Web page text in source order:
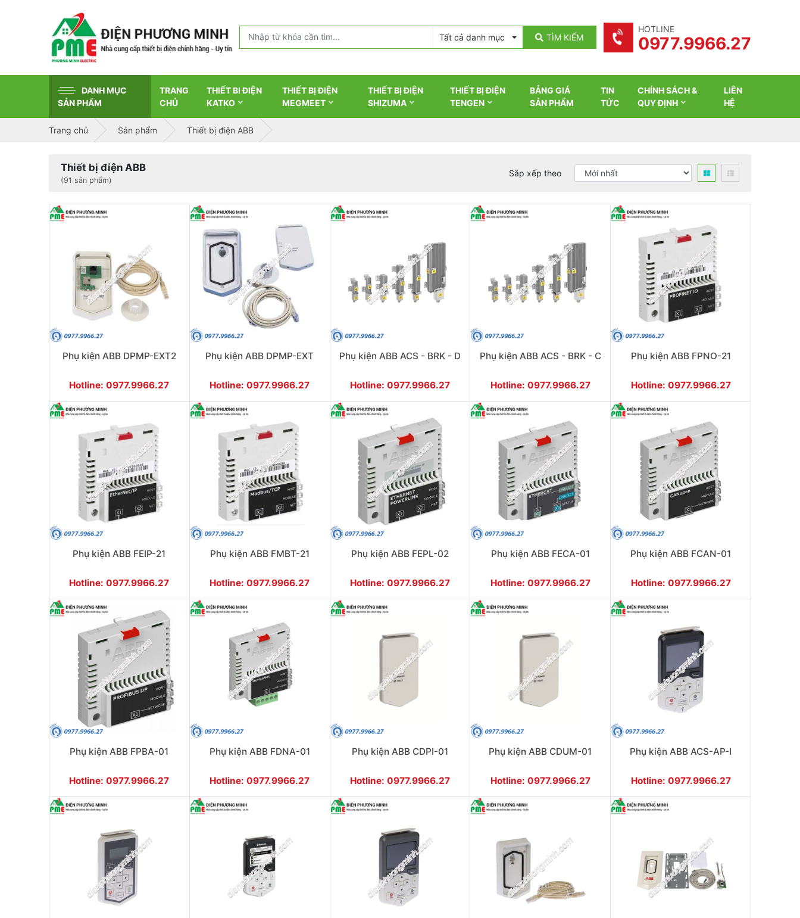
Tất cả danh mục TÌM KIẾM
HOTLINE
0977.9966.27
DANH MỤC
SẢN PHẨM
TRANG
CHỦ
THIẾT BI ĐIỆN
KATKO
THIẾT BỊ ĐIỆN
MEGMEET
THIẾT BỊ ĐIỆN
SHIZUMA
THIẾT BỊ ĐIỆN
TENGEN
BẢNG GIÁ
SẢN PHẨM
TIN
TỨC
CHÍNH SÁCH &
QUY ĐỊNH
LIÊN
HỆ
Trang chủ Sản phẩm Thiết bị điện ABB
Thiết bị điện ABB
(91 sản phẩm)
Sắp xếp theo
Phụ kiện ABB DPMP-EXT2
Hotline: 0977.9966.27
Phụ kiện ABB DPMP-EXT
Hotline: 0977.9966.27
Phụ kiện ABB ACS - BRK - D
Hotline: 0977.9966.27
Phụ kiện ABB ACS - BRK - C
Hotline: 0977.9966.27
Phụ kiện ABB FPNO-21
Hotline: 0977.9966.27
Phụ kiện ABB FEIP-21
Hotline: 0977.9966.27
Phụ kiện ABB FMBT-21
Hotline: 0977.9966.27
Phụ kiện ABB FEPL-02
Hotline: 0977.9966.27
Phụ kiện ABB FECA-01
Hotline: 0977.9966.27
Phụ kiện ABB FCAN-01
Hotline: 0977.9966.27
Phụ kiện ABB FPBA-01
Hotline: 0977.9966.27
Phụ kiện ABB FDNA-01
Hotline: 0977.9966.27
Phụ kiện ABB CDPI-01
Hotline: 0977.9966.27
Phụ kiện ABB CDUM-01
Hotline: 0977.9966.27
Phụ kiện ABB ACS-AP-I
Hotline: 0977.9966.27